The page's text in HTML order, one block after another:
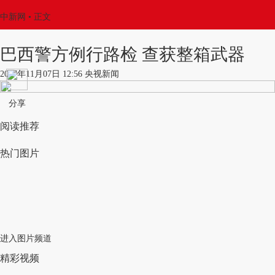
中新网 • 正文
巴西警方例行路检 查获整箱武器
2017年11月07日 12:56 央视新闻
分享
阅读推荐
热门图片
进入图片频道
精彩视频